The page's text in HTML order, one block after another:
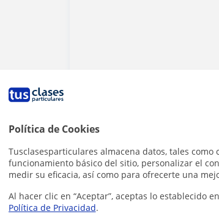
Política de Cookies
Tusclasesparticulares almacena datos, tales como
funcionamiento básico del sitio, personalizar el
medir su eficacia, así como para ofrecerte una
Al hacer clic en “Aceptar”, aceptas lo establecido
Política de Privacidad.
¿Hay algún error en este